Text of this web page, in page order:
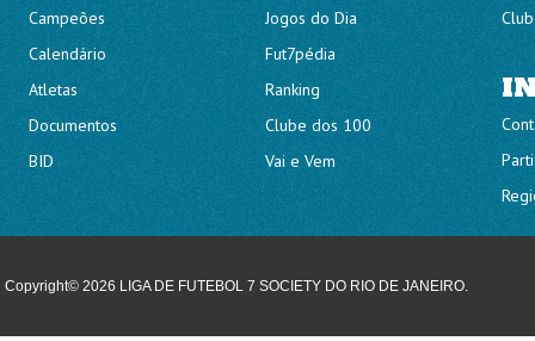
Campeões
Calendário
Atletas
Documentos
BID
Jogos do Dia
Fut7pédia
Ranking
Clube dos 100
Vai e Vem
Copyright© 2026 LIGA DE FUTEBOL 7 SOCIETY DO RIO DE JANEIRO.